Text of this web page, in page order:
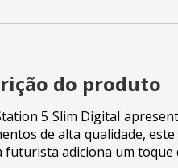
do produto
5 Slim Digital
de alta qualidade,
futurista adiciona um toque